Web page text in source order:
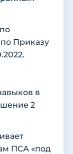
по
Приказу
в
2
ПСА «под